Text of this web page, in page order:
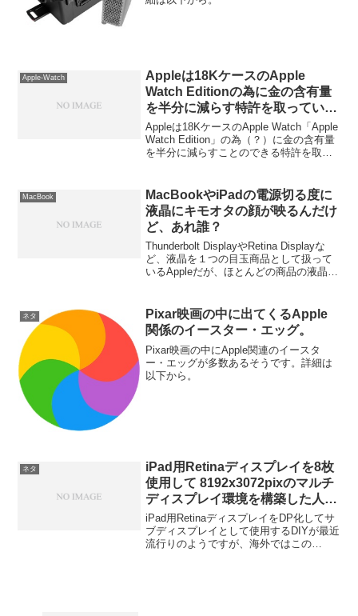
Apple-Watch
Appleは18KケースのApple
Watch Editionの為に金の含有量
を半分に減らす特許を取ってい
る？
Appleは18KケースのApple Watch「Apple
Watch Edition」の為（？）に金の含有量
を半分に減らすことのできる特許を取っ
MacBook
MacBookやiPadの電源切る度に
液晶にキモオタの顔が映るんだけ
ど、あれ誰？
Thunderbolt DisplayやRetina Displayな
ど、液晶を１つの目玉商品として扱って
いるAppleだが、ほとんどの商品の液晶が
嫌にならない？詳細は以下から。
ネタ
Pixar映画の中に出てくるApple
関係のイースター・エッグ。
Pixar映画の中にApple関連のイースタ
ー・エッグが多数あるそうです。詳細は
以下から。
ネタ
iPad用Retinaディスプレイを8枚
使用して 8192x3072pixのマルチ
ディスプレイ環境を構築した人が
現れる。
iPad用RetinaディスプレイをDP化してサ
ブディスプレイとして使用するDIYが最近
流行りのようですが、海外ではこの